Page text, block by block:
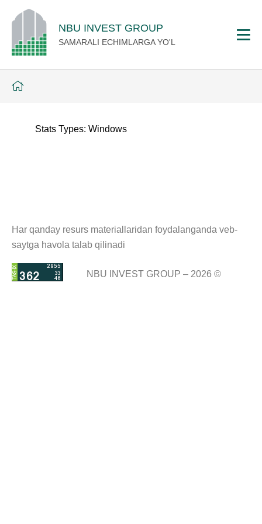
NBU INVEST GROUP
SAMARALI ECHIMLARGA YO'L
Stats Types: Windows
Har qanday resurs materiallaridan foydalanganda veb-
saytga havola talab qilinadi
NBU INVEST GROUP – 2026 ©